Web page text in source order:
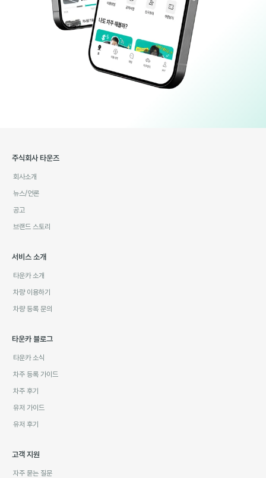
주식회사 타운즈
회사소개
뉴스/언론
공고
브랜드 스토리
서비스 소개
타운카 소개
차량 이용하기
차량 등록 문의
타운카 블로그
타운카 소식
차주 등록 가이드
차주 후기
유저 가이드
유저 후기
고객 지원
자주 묻는 질문